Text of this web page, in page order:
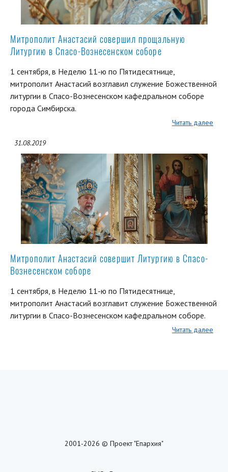
Митрополит Анастасий совершил прощальную
Литургию в Спасо-Вознесенском соборе
1 сентября, в Неделю 11-ю по Пятидесятнице,
митрополит Анастасий возглавил служение Божественной
литургии в Спасо-Вознесенском кафедральном соборе
города Симбирска.
Читать далее
31.08.2019
Митрополит Анастасий совершит Литургию в Спасо-
Вознесенском соборе
1 сентября, в Неделю 11-ю по Пятидесятнице,
митрополит Анастасий возглавит служение Божественной
литургии в Спасо-Вознесенском кафедральном соборе.
Читать далее
2001-2026 © Проект "Епархия"